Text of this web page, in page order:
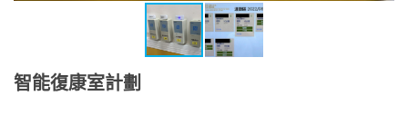
智能復康室計劃